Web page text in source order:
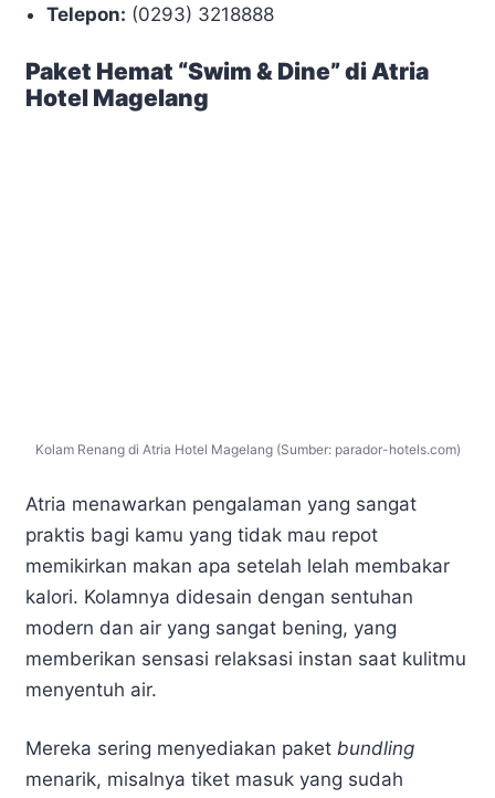
Telepon: (0293) 3218888
Paket Hemat “Swim & Dine” di Atria
Hotel Magelang
Kolam Renang di Atria Hotel Magelang (Sumber: parador-hotels.com)
Atria menawarkan pengalaman yang sangat
praktis bagi kamu yang tidak mau repot
memikirkan makan apa setelah lelah membakar
kalori. Kolamnya didesain dengan sentuhan
modern dan air yang sangat bening, yang
memberikan sensasi relaksasi instan saat kulitmu
menyentuh air.
Mereka sering menyediakan paket bundling
menarik, misalnya tiket masuk yang sudah